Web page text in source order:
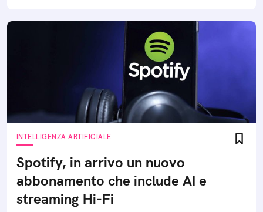
INTELLIGENZA ARTIFICIALE
Spotify, in arrivo un nuovo
abbonamento che include AI e
streaming Hi-Fi